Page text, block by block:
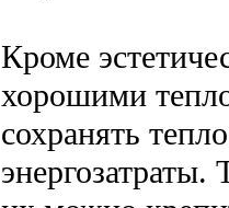
Кроме
хорошими
сохранять